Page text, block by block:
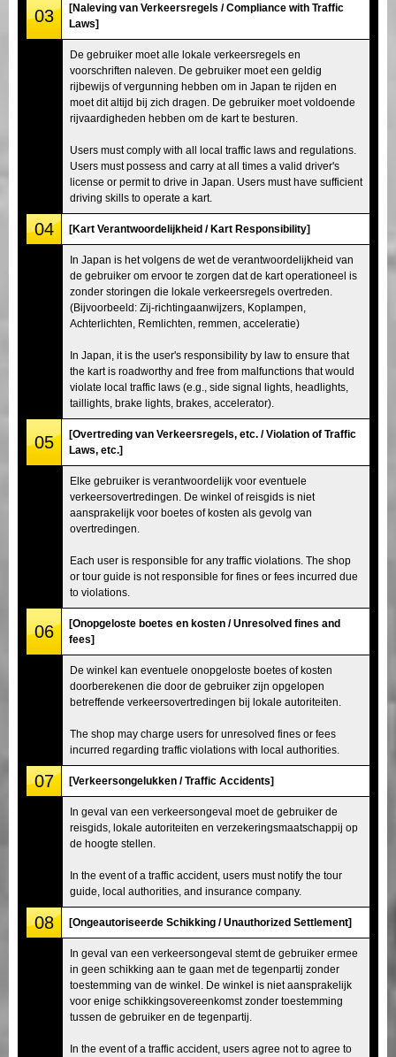
03
[Naleving van Verkeersregels / Compliance with Traffic
Laws]
De gebruiker moet alle lokale verkeersregels en
voorschriften naleven. De gebruiker moet een geldig
rijbewijs of vergunning hebben om in Japan te rijden en
moet dit altijd bij zich dragen. De gebruiker moet voldoende
rijvaardigheden hebben om de kart te besturen.
Users must comply with all local traffic laws and regulations.
Users must possess and carry at all times a valid driver's
license or permit to drive in Japan. Users must have sufficient
driving skills to operate a kart.
04 [Kart Verantwoordelijkheid / Kart Responsibility]
In Japan is het volgens de wet de verantwoordelijkheid van
de gebruiker om ervoor te zorgen dat de kart operationeel is
zonder storingen die lokale verkeersregels overtreden.
(Bijvoorbeeld: Zij-richtingaanwijzers, Koplampen,
Achterlichten, Remlichten, remmen, acceleratie)
In Japan, it is the user's responsibility by law to ensure that
the kart is roadworthy and free from malfunctions that would
violate local traffic laws (e.g., side signal lights, headlights,
taillights, brake lights, brakes, accelerator).
05
[Overtreding van Verkeersregels, etc. / Violation of Traffic
Laws, etc.]
Elke gebruiker is verantwoordelijk voor eventuele
verkeersovertredingen. De winkel of reisgids is niet
aansprakelijk voor boetes of kosten als gevolg van
overtredingen.
Each user is responsible for any traffic violations. The shop
or tour guide is not responsible for fines or fees incurred due
to violations.
06
[Onopgeloste boetes en kosten / Unresolved fines and
fees]
De winkel kan eventuele onopgeloste boetes of kosten
doorberekenen die door de gebruiker zijn opgelopen
betreffende verkeersovertredingen bij lokale autoriteiten.
The shop may charge users for unresolved fines or fees
incurred regarding traffic violations with local authorities.
07 [Verkeersongelukken / Traffic Accidents]
In geval van een verkeersongeval moet de gebruiker de
reisgids, lokale autoriteiten en verzekeringsmaatschappij op
de hoogte stellen.
In the event of a traffic accident, users must notify the tour
guide, local authorities, and insurance company.
08 [Ongeautoriseerde Schikking / Unauthorized Settlement]
In geval van een verkeersongeval stemt de gebruiker ermee
in geen schikking aan te gaan met de tegenpartij zonder
toestemming van de winkel. De winkel is niet aansprakelijk
voor enige schikkingsovereenkomst zonder toestemming
tussen de gebruiker en de tegenpartij.
In the event of a traffic accident, users agree not to agree to